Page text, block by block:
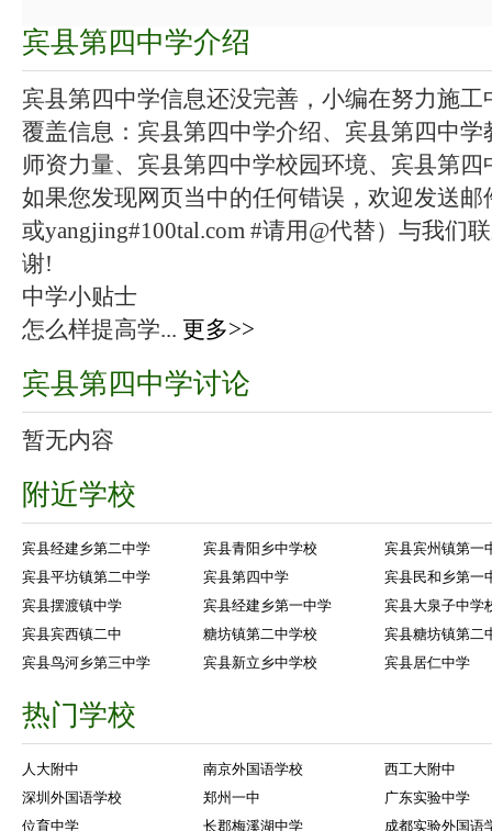
宾县第四中学介绍
宾县第四中学信息还没完善，小编在努力施工
覆盖信息：宾县第四中学介绍、宾县第四中
师资力量、宾县第四中学校园环境、宾县第四
如果您发现网页当中的任何错误，欢迎发送邮
或yangjing#100tal.com #请用@代替）与我们
谢!
中学小贴士
怎么样提高学... 更多>>
宾县第四中学讨论
暂无内容
附近学校
宾县经建乡第二中学 宾县青阳乡中学校
宾县宾州镇第一
宾县平坊镇第二中学
宾县第四中学
宾县民和乡第一
宾县摆渡镇中学
宾县经建乡第一中学
宾县大泉子中学
宾县宾西镇二中
糖坊镇第二中学校
宾县糖坊镇第二
宾县鸟河乡第三中学
宾县新立乡中学校 宾县居仁中学
热门学校
人大附中 南京外国语学校
西工大附中
深圳外国语学校
郑州一中
广东实验中学
位育中学
长郡梅溪湖中学
成都实验外国语